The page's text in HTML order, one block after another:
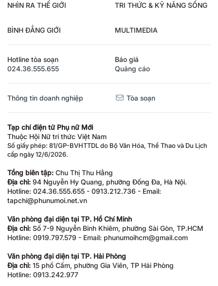
NHÌN RA THẾ GIỚI TRI THỨC & KỸ NĂNG SỐNG
BÌNH ĐẲNG GIỚI MULTIMEDIA
Hotline tòa soạn
024.36.555.655
Báo giá
Quảng cáo
Thông tin doanh nghiệp Tòa soạn
Tạp chí điện tử Phụ nữ Mới
Thuộc Hội Nữ trí thức Việt Nam
Số giấy phép: 81/GP-BVHTTDL do Bộ Văn Hóa, Thể Thao và Du Lịch
cấp ngày 12/6/2026.
Tổng biên tập: Chu Thị Thu Hằng
Địa chỉ: 94 Nguyễn Hy Quang, phường Đống Đa, Hà Nội.
Hotline: 024.36.555.655 - 0913.212.736 - Email:
tapchi@phunumoi.net.vn
Văn phòng đại diện tại TP. Hồ Chí Minh
Địa chỉ: Số 7-9 Nguyễn Bỉnh Khiêm, phường Sài Gòn, TP.HCM
Hotline: 0919.797.579 - Email: phunumoihcm@gmail.com
Văn phòng đại diện tại TP. Hải Phòng
Địa chỉ: 15 phố Cấm, phường Gia Viên, TP Hải Phòng
Hotline: 0913.242.977